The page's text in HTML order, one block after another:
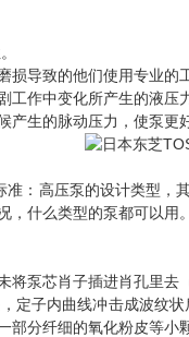
损导致的他们使用专业
工作中变化所产生的液
生的脉动压力，使泵更
：高压泵的设计类型
，什么类型的泵都可以
将泵芯肖子插进肖孔里
定子内曲线冲击成波纹
部分纤细的氧化粉皮等